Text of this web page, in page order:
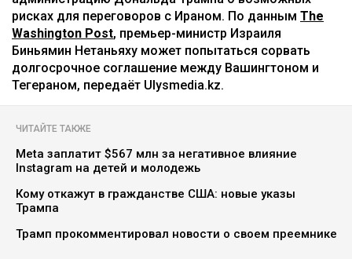
рисках для переговоров с Ираном. По данным The
Washington Post, премьер-министр Израиля
Биньямин Нетаньяху может попытаться сорвать
долгосрочное соглашение между Вашингтоном и
Тегераном, передаёт Ulysmedia.kz.
ЧИТАЙТЕ ТАКЖЕ
Meta заплатит $567 млн за негативное влияние
Instagram на детей и молодежь
Кому откажут в гражданстве США: новые указы
Трампа
Трамп прокомментировал новости о своем преемнике